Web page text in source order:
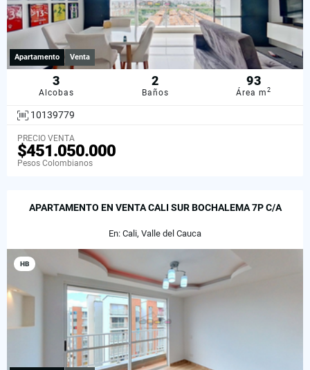
Apartamento Venta
3
Alcobas
2
Baños
93
Área m2
10139779
PRECIO VENTA
$451.050.000
Pesos Colombianos
APARTAMENTO EN VENTA CALI SUR BOCHALEMA 7P C/A
En: Cali, Valle del Cauca
HB